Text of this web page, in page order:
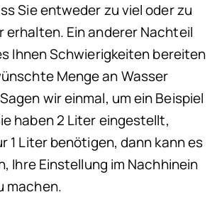
Sie entweder zu viel oder zu
erhalten. Ein anderer Nachteil
Ihnen Schwierigkeiten bereiten
Menge an Wasser
wir einmal, um ein Beispiel
haben 2 Liter eingestellt,
1 Liter benötigen, dann kann es
Ihre Einstellung im Nachhinein
machen.